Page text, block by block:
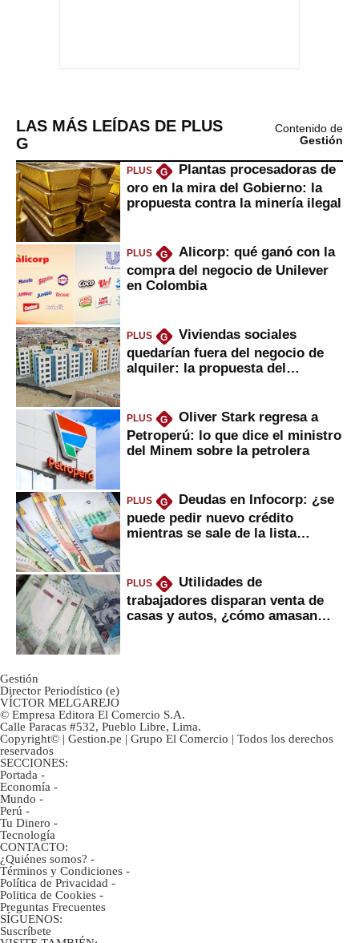
LAS MÁS LEÍDAS DE PLUS
G
Contenido de
Gestión
PLUS G
Plantas procesadoras de
oro en la mira del Gobierno: la
propuesta contra la minería ilegal
PLUS G
Alicorp: qué ganó con la
compra del negocio de Unilever
en Colombia
PLUS G
Viviendas sociales
quedarían fuera del negocio de
alquiler: la propuesta del
PLUS G
Oliver Stark regresa a
Petroperú: lo que dice el ministro
del Minem sobre la petrolera
PLUS G
Deudas en Infocorp: ¿se
puede pedir nuevo crédito
mientras se sale de la lista
PLUS G
Utilidades de
trabajadores disparan venta de
casas y autos, ¿cómo amasan
Gestión
Director Periodístico (e)
VÍCTOR MELGAREJO
© Empresa Editora El Comercio S.A.
Calle Paracas #532, Pueblo Libre, Lima.
Copyright© | Gestion.pe | Grupo El Comercio | Todos los derechos
reservados
SECCIONES:
Portada -
Economía -
Mundo -
Perú -
Tu Dinero -
Tecnología
CONTACTO:
¿Quiénes somos? -
Términos y Condiciones -
Política de Privacidad -
Politica de Cookies -
Preguntas Frecuentes
SÍGUENOS:
Suscríbete